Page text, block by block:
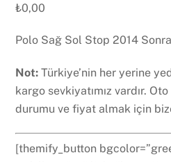
₺0,00
Polo Sağ Sol Stop 2014
Not: Türkiye’nin her yerine
kargo sevkiyatımız vardır.
durumu ve fiyat almak için
[themify_button